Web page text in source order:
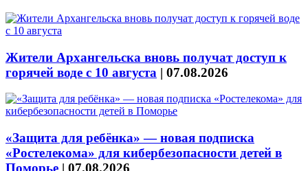
Жители Архангельска вновь получат доступ к
горячей воде с 10 августа | 07.08.2026
«Защита для ребёнка» — новая подписка
«Ростелекома» для кибербезопасности детей в
Поморье | 07.08.2026